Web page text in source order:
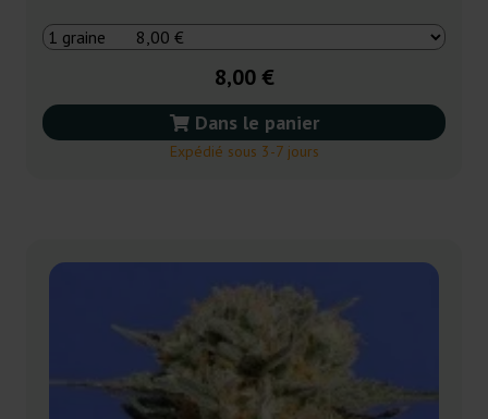
8,00 €
Dans le panier
Expédié sous 3-7 jours